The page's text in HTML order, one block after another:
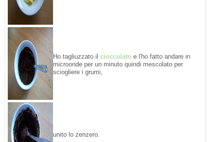
Ho tagliuzzato il cioccolato e l'ho fatto andare in
microonde per un minuto quindi mescolato per
sciogliere i grumi,
unito lo zenzero.